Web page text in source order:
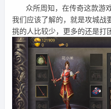
众所周知，在传奇这款游
我们应该了解的，就是攻城战
挑的人比较少，更多的还是打